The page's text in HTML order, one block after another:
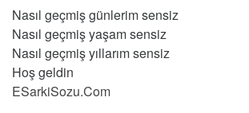
Nasıl geçmiş günlerim sensiz
Nasıl geçmiş yaşam sensiz
Nasıl geçmiş yıllarım sensiz
Hoş geldin
ESarkiSozu.Com